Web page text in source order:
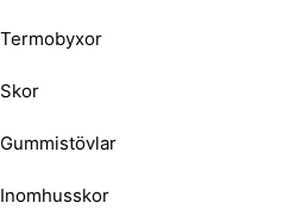
Termobyxor
Skor
Gummistövlar
Inomhusskor